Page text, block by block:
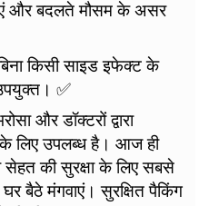
और बदलते मौसम के असर
किसी साइड इफेक्ट के
✅
और डॉक्टरों द्वारा
लिए उपलब्ध है। आज ही
की सुरक्षा के लिए सबसे
घर बैठे मंगवाएं। सुरक्षित पैकिंग